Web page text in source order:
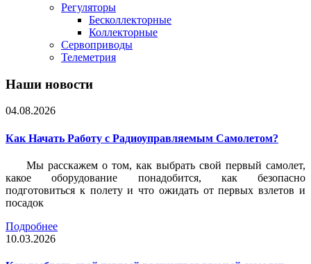
Регуляторы
Бесколлекторные
Коллекторные
Сервоприводы
Телеметрия
Наши новости
04.08.2026
Как Начать Работу с Радиоуправляемым Самолетом?
Мы расскажем о том, как выбрать свой первый самолет,
какое оборудование понадобится, как безопасно
подготовиться к полету и что ожидать от первых взлетов и
посадок
Подробнее
10.03.2026